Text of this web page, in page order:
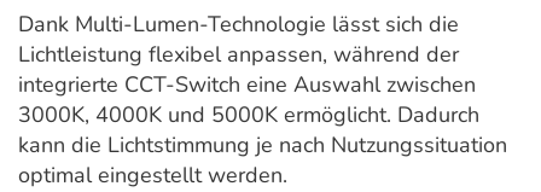
Dank Multi-Lumen-Technologie lässt sich die
Lichtleistung flexibel anpassen, während der
integrierte CCT-Switch eine Auswahl zwischen
3000K, 4000K und 5000K ermöglicht. Dadurch
kann die Lichtstimmung je nach Nutzungssituation
optimal eingestellt werden.